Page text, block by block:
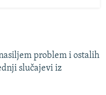
problem i ostalih
slučajevi iz